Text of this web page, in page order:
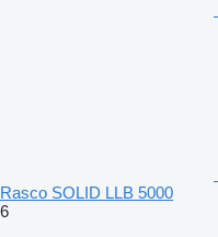
Rasco SOLID LLB 5000
6